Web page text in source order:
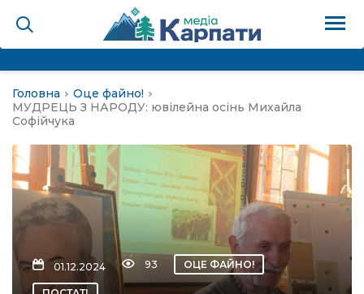
голос гірського
Головна
Оце файно!
МУДРЕЦЬ З НАРОДУ: ювілейна осінь Михайла
Софійчука
01.12.2024 93 ОЦЕ ФАЙНО!